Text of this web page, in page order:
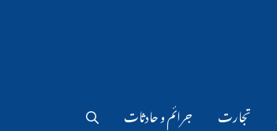
تجارت جرائم و حادثات